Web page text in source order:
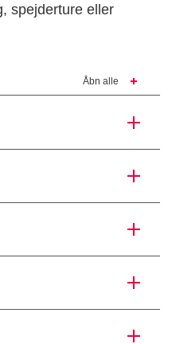
spejderture eller
Åbn alle